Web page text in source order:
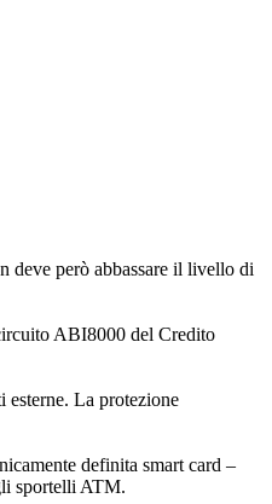
deve però abbassare il livello di
ABI8000 del Credito
La protezione
definita smart card –
sportelli ATM.